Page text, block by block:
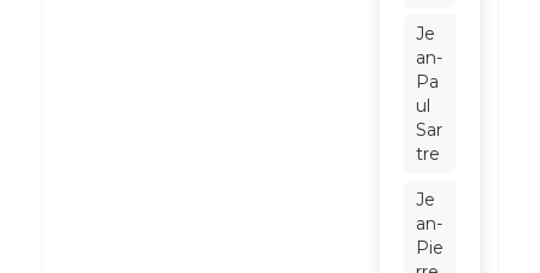
Je
an-
Pa
ul
Sar
tre
Je
an-
Pie